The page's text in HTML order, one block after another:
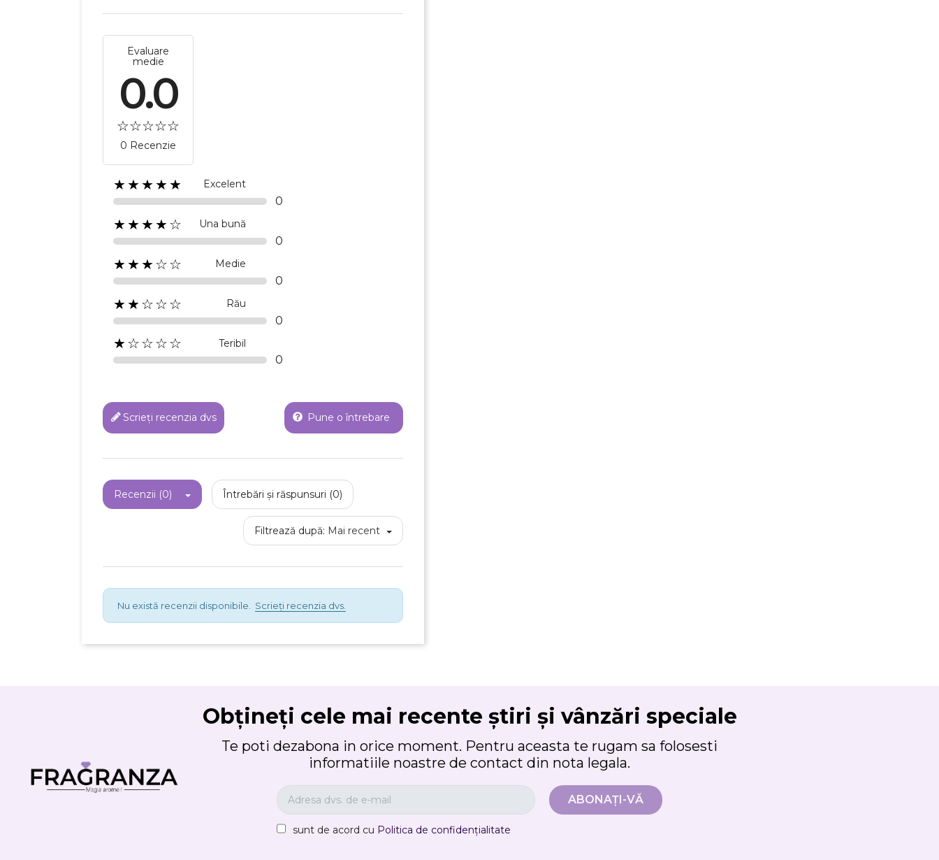
Evaluare
medie
0.0
0 Recenzie
★★★★★ Excelent
0
★★★★☆ Una bună
0
★★★☆☆ Medie
0
★★☆☆☆ Rău
0
★☆☆☆☆ Teribil
0
Scrieți recenzia dvs Pune o întrebare
Recenzii (0) Întrebări și răspunsuri (0)
Filtrează după: Mai recent
Nu există recenzii disponibile. Scrieți recenzia dvs.
Obțineți cele mai recente știri și vânzări speciale
Te poti dezabona in orice moment. Pentru aceasta te rugam sa folosesti
informatiile noastre de contact din nota legala.
sunt de acord cu Politica de confidențialitate